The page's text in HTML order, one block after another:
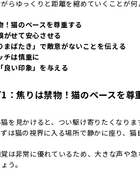
らゆっくりと距離を縮めていくことが
！猫のペースを尊重する
がせて安心させる
まばたき」で敵意がないことを伝える
チは慎重に
良い印象」を与える
：焦りは禁物！猫のペースを尊
を見かけると、つい駆け寄りたくなり
は猫の視界に入る場所で静かに座り、
は非常に優れているため、大きな声や
う。